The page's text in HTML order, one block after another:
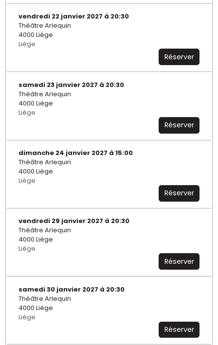
vendredi 22 janvier 2027 à 20:30
Théâtre Arlequin
4000 Liège
Liège
Réserver
samedi 23 janvier 2027 à 20:30
Théâtre Arlequin
4000 Liège
Liège
Réserver
dimanche 24 janvier 2027 à 15:00
Théâtre Arlequin
4000 Liège
Liège
Réserver
vendredi 29 janvier 2027 à 20:30
Théâtre Arlequin
4000 Liège
Liège
Réserver
samedi 30 janvier 2027 à 20:30
Théâtre Arlequin
4000 Liège
Liège
Réserver